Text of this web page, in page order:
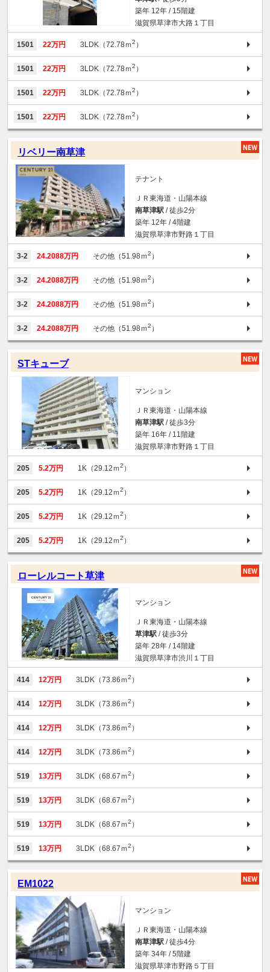
築年 12年 / 15階建
滋賀県草津市大路１丁目
1501 22万円 3LDK（72.78ｍ2 ）
1501 22万円 3LDK（72.78ｍ2 ）
1501 22万円 3LDK（72.78ｍ2 ）
1501 22万円 3LDK（72.78ｍ2 ）
リベリー南草津
テナント
ＪＲ東海道・山陽本線
南草津駅 / 徒歩2分
築年 12年 / 4階建
滋賀県草津市野路１丁目
3-2 24.2088万円 その他（51.98ｍ2 ）
3-2 24.2088万円 その他（51.98ｍ2 ）
3-2 24.2088万円 その他（51.98ｍ2 ）
3-2 24.2088万円 その他（51.98ｍ2 ）
STキューブ
マンション
ＪＲ東海道・山陽本線
南草津駅 / 徒歩3分
築年 16年 / 11階建
滋賀県草津市野路１丁目
205 5.2万円 1K（29.12ｍ2 ）
205 5.2万円 1K（29.12ｍ2 ）
205 5.2万円 1K（29.12ｍ2 ）
205 5.2万円 1K（29.12ｍ2 ）
ローレルコート草津
マンション
ＪＲ東海道・山陽本線
草津駅 / 徒歩3分
築年 28年 / 14階建
滋賀県草津市渋川１丁目
414 12万円 3LDK（73.86ｍ2 ）
414 12万円 3LDK（73.86ｍ2 ）
414 12万円 3LDK（73.86ｍ2 ）
414 12万円 3LDK（73.86ｍ2 ）
519 13万円 3LDK（68.67ｍ2 ）
519 13万円 3LDK（68.67ｍ2 ）
519 13万円 3LDK（68.67ｍ2 ）
519 13万円 3LDK（68.67ｍ2 ）
EM1022
マンション
ＪＲ東海道・山陽本線
南草津駅 / 徒歩4分
築年 34年 / 5階建
滋賀県草津市野路５丁目